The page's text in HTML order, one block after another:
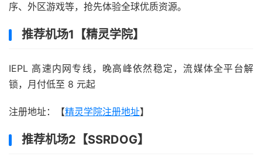
序、外区游戏等，抢先体验全球优质资源。
推荐机场1【精灵学院】
IEPL 高速内网专线，晚高峰依然稳定，流媒体全平台解
锁，月付低至 8 元起
注册地址：【精灵学院注册地址】
推荐机场2【SSRDOG】